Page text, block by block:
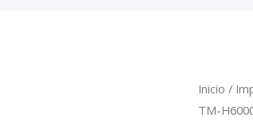
Inicio /
TM-